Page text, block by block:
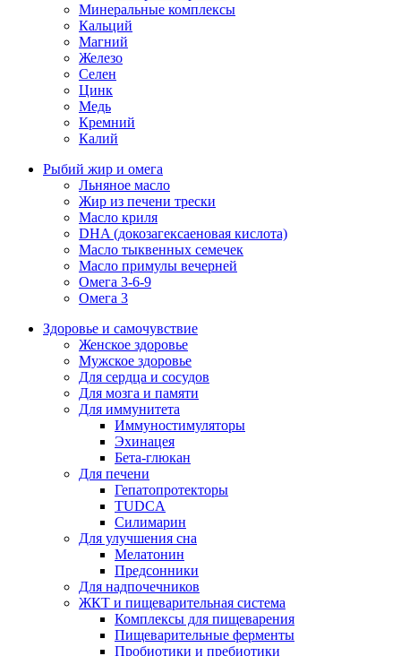
Минеральные комплексы
Кальций
Магний
Железо
Селен
Цинк
Медь
Кремний
Калий
Рыбий жир и омега
Льняное масло
Жир из печени трески
Масло криля
DHA (докозагексаеновая кислота)
Масло тыквенных семечек
Масло примулы вечерней
Омега 3-6-9
Омега 3
Здоровье и самочувствие
Женское здоровье
Мужское здоровье
Для сердца и сосудов
Для мозга и памяти
Для иммунитета
Иммуностимуляторы
Эхинацея
Бета-глюкан
Для печени
Гепатопротекторы
TUDCA
Силимарин
Для улучшения сна
Мелатонин
Предсонники
Для надпочечников
ЖКТ и пищеварительная система
Комплексы для пищеварения
Пищеварительные ферменты
Пробиотики и пребиотики